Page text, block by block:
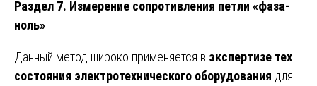
Раздел 7. Измерение сопротивления петли «фаза-
ноль»
Данный метод широко применяется в экспертизе тех
состояния электротехнического оборудования для